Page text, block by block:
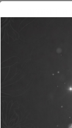
กระบวนการ
อัจฉริยะมาต
คุณภาพสูงสุ